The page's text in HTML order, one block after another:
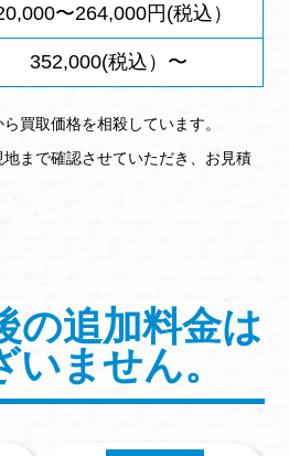
〜264,000円(税込）
352,000(税込）〜
買取価格を相殺しています。
まで確認させていただき、お見積
の追加料金は
いません。